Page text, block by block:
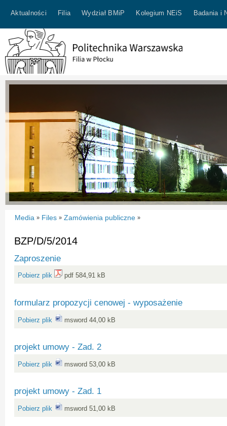
Aktualności Filia Wydział BMiP Kolegium NEiS Badania i
Media » Files » Zamówienia publiczne »
BZP/D/5/2014
Zaproszenie
Pobierz plik pdf 584,91 kB
formularz propozycji cenowej - wyposażenie
Pobierz plik msword 44,00 kB
projekt umowy - Zad. 2
Pobierz plik msword 53,00 kB
projekt umowy - Zad. 1
Pobierz plik msword 51,00 kB